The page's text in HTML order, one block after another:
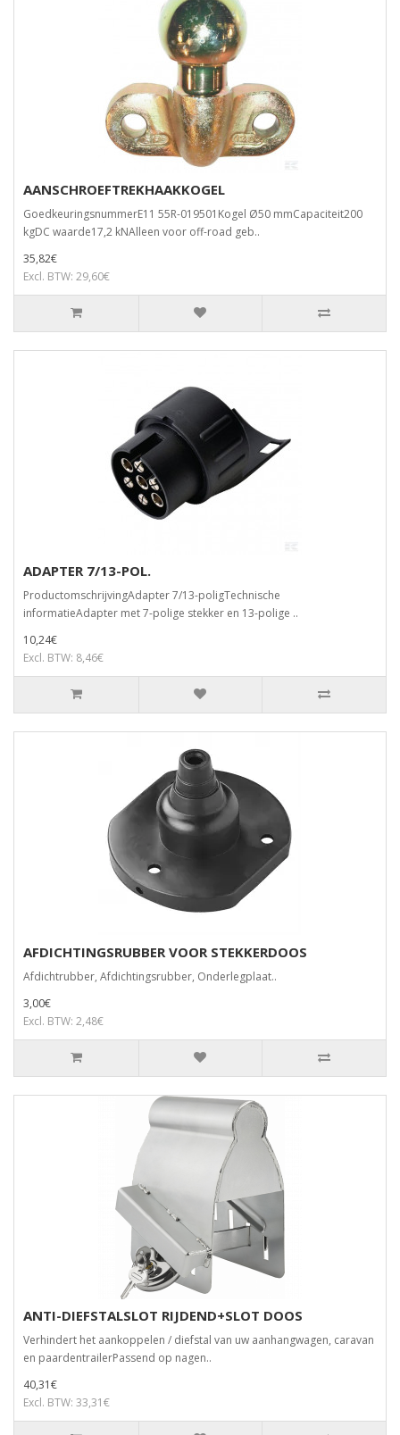
AANSCHROEFTREKHAAKKOGEL
GoedkeuringsnummerE11 55R-019501Kogel Ø50 mmCapaciteit200
kgDC waarde17,2 kNAlleen voor off-road geb..
35,82€
Excl. BTW: 29,60€
ADAPTER 7/13-POL.
ProductomschrijvingAdapter 7/13-poligTechnische
informatieAdapter met 7-polige stekker en 13-polige ..
10,24€
Excl. BTW: 8,46€
AFDICHTINGSRUBBER VOOR STEKKERDOOS
Afdichtrubber, Afdichtingsrubber, Onderlegplaat..
3,00€
Excl. BTW: 2,48€
ANTI-DIEFSTALSLOT RIJDEND+SLOT DOOS
Verhindert het aankoppelen / diefstal van uw aanhangwagen, caravan
en paardentrailerPassend op nagen..
40,31€
Excl. BTW: 33,31€